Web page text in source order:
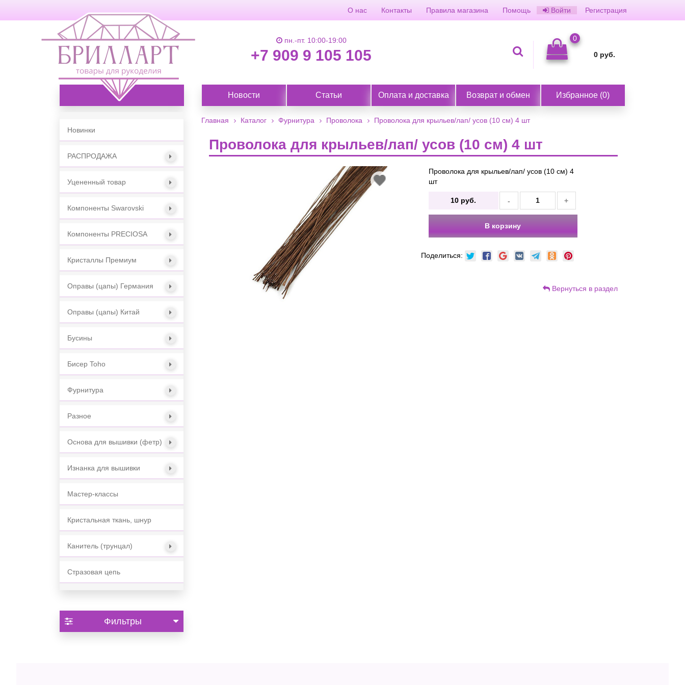
Войти Регистрация
О нас Контакты Правила магазина Помощь
пн.-пт. 10:00-19:00
+7 909 9 105 105
0
0 руб.
Каталог товаров Новости Статьи Оплата и доставка Возврат и обмен Избранное (0)
Новинки
РАСПРОДАЖА
Уцененный товар
Компоненты Swarovski
Компоненты PRECIOSA
Кристаллы Премиум
Оправы (цапы) Германия
Оправы (цапы) Китай
Бусины
Бисер Toho
Фурнитура
Разное
Основа для вышивки (фетр)
Изнанка для вышивки
Мастер-классы
Кристальная ткань, шнур
Канитель (трунцал)
Стразовая цепь
Фильтры
Главная Каталог Фурнитура Проволока Проволока для крыльев/лап/ усов (10 см) 4 шт
Проволока для крыльев/лап/ усов (10 см) 4 шт
В
избранное
Проволока для крыльев/лап/ усов (10 см) 4
шт
10 руб. - +
В корзину
Поделиться:
Вернуться в раздел